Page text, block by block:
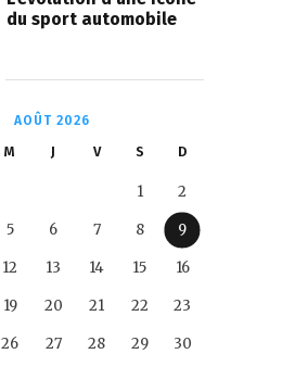
du sport automobile
AOÛT 2026
M J V S D
1 2
5 6 7 8 9
12 13 14 15 16
19 20 21 22 23
26 27 28 29 30